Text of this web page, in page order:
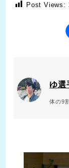
Post Views:
ゆ選
体の9